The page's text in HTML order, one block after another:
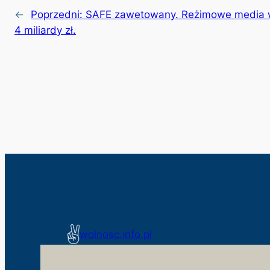
← Poprzedni: SAFE zawetowany. Reżimowe
4 miliardy zł.
wolnosc.info.pl